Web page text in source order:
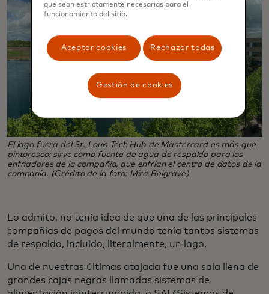
El lago fuera del St. Louis Tech Hub de Mastercard es más que
pintoresco: sirve como fuente de agua de respaldo para los
enfriadores de la compañía, que enfrían el centro de datos de la
compañía. (Crédito de la foto: Mira Belgrave)
Lo admito, no tenía idea de que una de las principales
compañías de pagos del mundo tenía tantos sistemas
de respaldo, incluido, literalmente, un lago.
Una de nuestras últimas atajada fue una sala llena de
grandes cajas negras llamadas sistemas de
que sean estrictamente necesarias para el
funcionamiento del sitio.
Aceptar cookies Rechazar todas
Gestión de cookies